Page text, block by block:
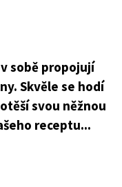
sobě propojují
Skvěle se hodí
svou něžnou
receptu...